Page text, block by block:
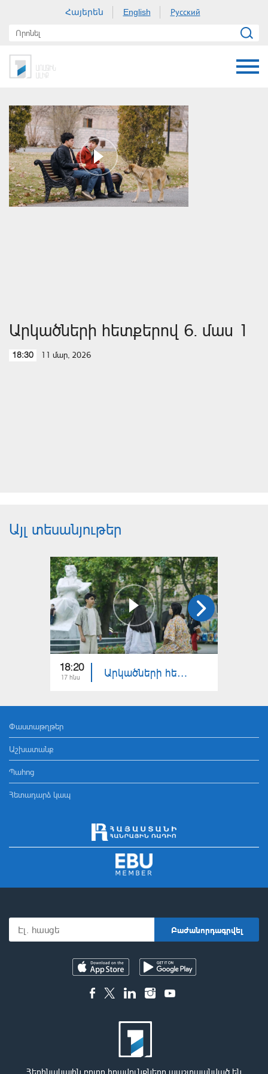
Հայերեն English Русский
Արկածների հետքերով 6. մաս 1
18:30 11 մար, 2026
Այլ տեսանյութեր
18:20
17 հնս Արկածների հետքերով 6. մաս 15
Փաստաթղթեր
Աշխատանք
Պահոց
Հետադարձ կապ
Հեղինակային բոլոր իրավունքները պաշտպանված են